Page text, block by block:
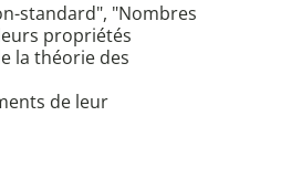
standard", "Nombres
propriétés
la théorie des
de leur